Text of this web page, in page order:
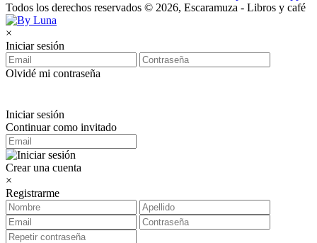
Todos los derechos reservados © 2026, Escaramuza - Libros y café
×
Iniciar sesión
Olvidé mi contraseña
Iniciar sesión
Continuar como invitado
Crear una cuenta
×
Registrarme